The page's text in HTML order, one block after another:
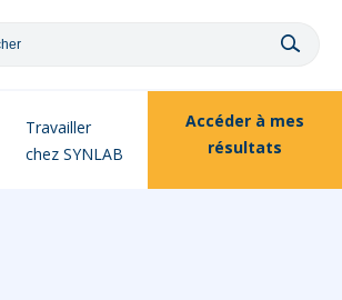
Travailler
chez SYNLAB
Accéder à mes
résultats